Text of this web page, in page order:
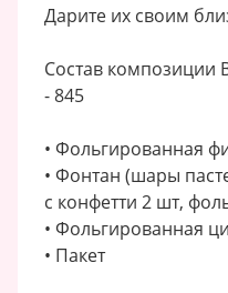
Дарите их своим
Состав композиции
- 845
• Фольгированная
• Фонтан (шары
с конфетти 2 шт,
• Фольгированная
• Пакет